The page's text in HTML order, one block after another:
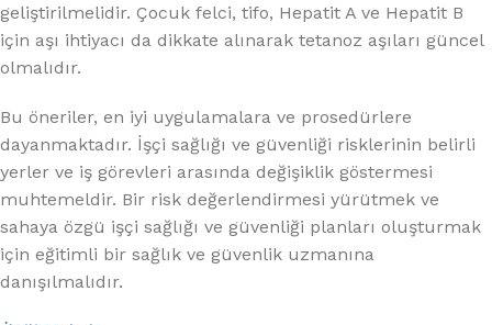
geliştirilmelidir. Çocuk felci, tifo, Hepatit A ve Hepatit B
için aşı ihtiyacı da dikkate alınarak tetanoz aşıları güncel
olmalıdır.
Bu öneriler, en iyi uygulamalara ve prosedürlere
dayanmaktadır. İşçi sağlığı ve güvenliği risklerinin belirli
yerler ve iş görevleri arasında değişiklik göstermesi
muhtemeldir. Bir risk değerlendirmesi yürütmek ve
sahaya özgü işçi sağlığı ve güvenliği planları oluşturmak
için eğitimli bir sağlık ve güvenlik uzmanına
danışılmalıdır.